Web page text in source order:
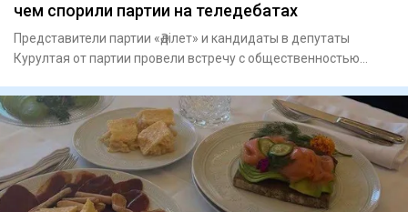
чем спорили партии на теледебатах
Представители партии «Әділет» и кандидаты в депутаты
Курултая от партии провели встречу с общественностью